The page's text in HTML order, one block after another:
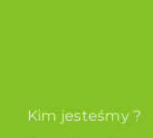
Kim jesteśmy ?